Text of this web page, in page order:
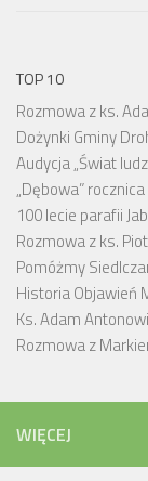
TOP 10
Rozmowa z ks.
Dożynki Gminy
Audycja „Świat
„Dębowa”
100 lecie parafii
Rozmowa z ks.
Pomóżmy
Historia Objawień
Ks. Adam
Rozmowa z
WIĘCEJ